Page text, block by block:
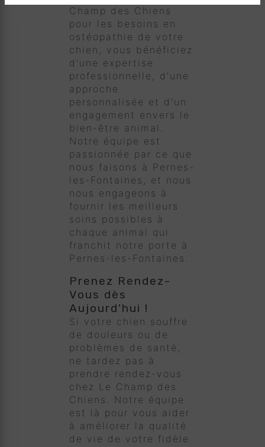
Champ des Chiens
pour les besoins en
ostéopathie de votre
chien, vous bénéficiez
d'une expertise
professionnelle, d'une
approche
personnalisée et d'un
engagement envers le
bien-être animal.
Notre équipe est
passionnée par ce que
nous faisons à Pernes-
les-Fontaines, et nous
nous engageons à
fournir les meilleurs
soins possibles à
chaque animal qui
franchit notre porte à
Pernes-les-Fontaines.
Prenez Rendez-
Vous dès
Aujourd'hui !
Si votre chien souffre
de douleurs ou de
problèmes de santé,
ne tardez pas à
prendre rendez-vous
chez Le Champ des
Chiens. Notre équipe
est là pour vous aider
à améliorer la qualité
de vie de votre fidèle